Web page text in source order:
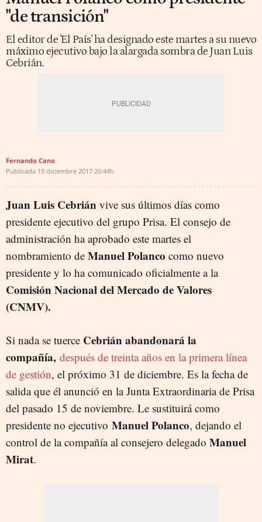
"de transición"
El editor de 'El País' ha designado este martes a su nuevo
máximo ejecutivo bajo la alargada sombra de Juan Luis
Cebrián.
Fernando Cano
Publicada 19 diciembre 2017 20:44h
Juan Luis Cebrián vive sus últimos días como
presidente ejecutivo del grupo Prisa. El consejo de
administración ha aprobado este martes el
nombramiento de Manuel Polanco como nuevo
presidente y lo ha comunicado oficialmente a la
Comisión Nacional del Mercado de Valores
(CNMV).
Si nada se tuerce Cebrián abandonará la
compañía, después de treinta años en la primera línea
de gestión, el próximo 31 de diciembre. Es la fecha de
salida que él anunció en la Junta Extraordinaria de Prisa
del pasado 15 de noviembre. Le sustituirá como
presidente no ejecutivo Manuel Polanco, dejando el
control de la compañía al consejero delegado Manuel
Mirat.